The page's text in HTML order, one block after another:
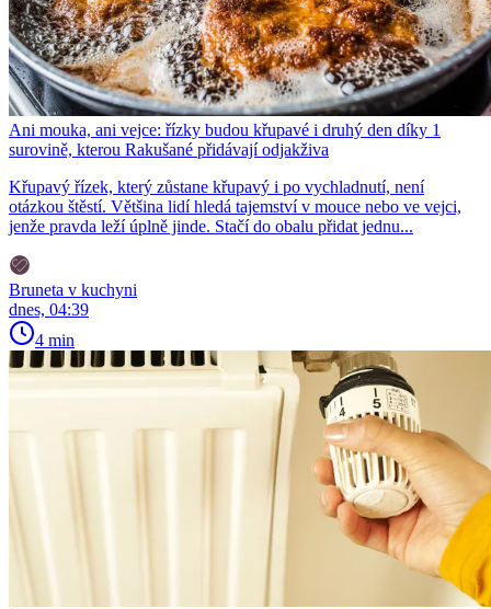
Ani mouka, ani vejce: řízky budou křupavé i druhý den díky 1
surovině, kterou Rakušané přidávají odjakživa
Křupavý řízek, který zůstane křupavý i po vychladnutí, není
otázkou štěstí. Většina lidí hledá tajemství v mouce nebo ve vejci,
jenže pravda leží úplně jinde. Stačí do obalu přidat jednu...
Bruneta v kuchyni
dnes, 04:39
4 min